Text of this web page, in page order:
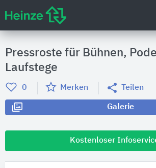
Pressroste für Bühnen,
Laufstege
0 Merken Teilen
Galerie
Kostenloser